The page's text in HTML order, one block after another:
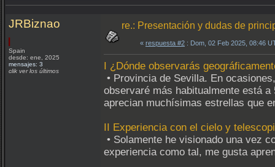
JRBiznao
Spain
desde: ene, 2025
mensajes: 3
clik ver los últimos
re.: Presentación y dudas de
« respuesta #2 : Dom, 02 Feb 2025, 08:46
I ¿Dónde observarás
• Provincia de Sevilla. En
observaré más habitualmente está
aprecian muchísimas estrellas que
II Experiencia con el cielo y
• Solamente he visionado una vez
experiencia como tal, me gusta